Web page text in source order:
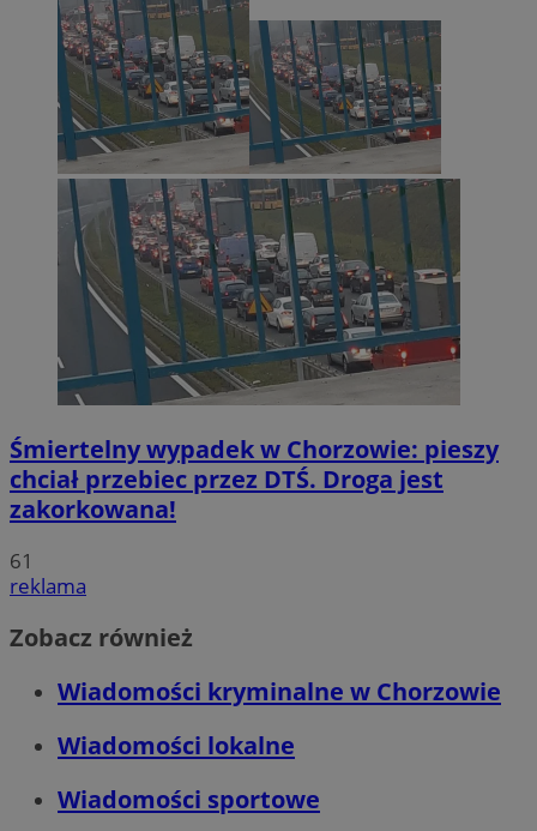
Śmiertelny wypadek w Chorzowie: pieszy
chciał przebiec przez DTŚ. Droga jest
zakorkowana!
61
reklama
Zobacz również
Wiadomości kryminalne w Chorzowie
Wiadomości lokalne
Wiadomości sportowe